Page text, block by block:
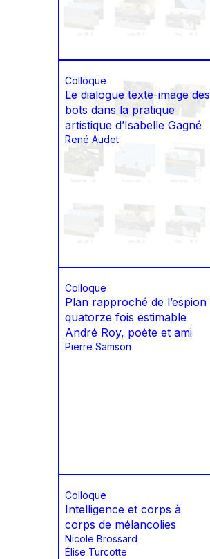
Colloque
Le dialogue texte-image des
bots dans la pratique
artistique d’Isabelle Gagné
René Audet
Colloque
Plan rapproché de l’espion
quatorze fois estimable
André Roy, poète et ami
Pierre Samson
Colloque
Intelligence et corps à
corps de mélancolies
Nicole Brossard
Élise Turcotte